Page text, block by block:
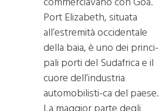
Port Elizabeth, situata
all’estremità occidentale
della baia, è uno dei princi-
pali porti del Sudafrica e il
cuore dell’industria
automobilisti-ca del paese.